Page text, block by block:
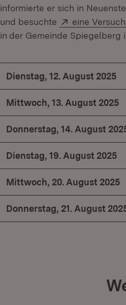
informierte er sich in
und besuchte
Extern:
eine
in der Gemeinde Spiegelberg
Dienstag, 12. August 2025
Mittwoch, 13. August 2025
Donnerstag, 14. August
Dienstag, 19. August 2025
Mittwoch, 20. August 2025
Donnerstag, 21. August